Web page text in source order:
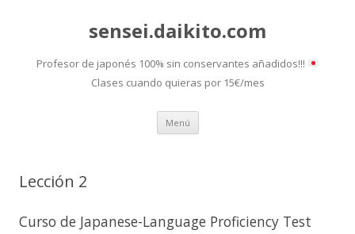
sensei.daikito.com
Profesor de japonés 100% sin conservantes añadidos!!!
Clases cuando quieras por 15€/mes
Menú Saltar
contenido
Lección 2
Curso de Japanese-Language Proficiency Test